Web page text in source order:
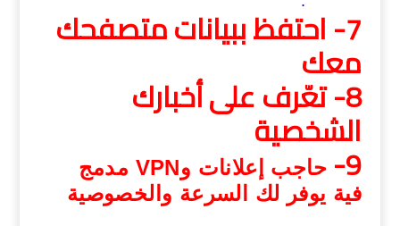
7- احتفظ ببيانات متصفحك
معك
8- تعّرف على أخبارك
الشخصية
9-
حاجب إعلانات وVPN مدمج
فية يوفر لك السرعة والخصوصية